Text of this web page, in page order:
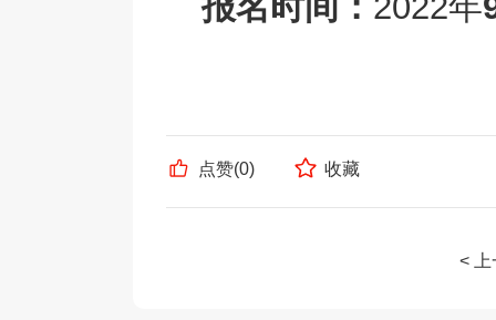
点赞(0) 收藏
< 上